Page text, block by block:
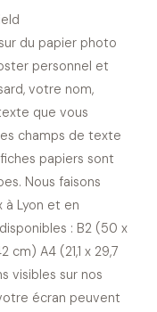
du papier photo
personnel et
votre nom,
que vous
champs de texte
papiers sont
Nous faisons
à Lyon et en
: B2 (50 x
A4 (21,1 x 29,7
visibles sur nos
écran peuvent